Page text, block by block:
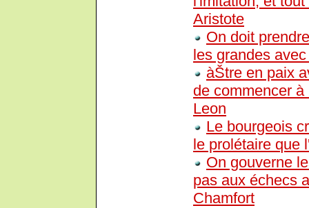
Aristote
On doit
les grandes
àŠtre en paix
de commencer
Leon
Le bourgeois
le prolétaire que
On gouverne
pas aux échecs
Chamfort